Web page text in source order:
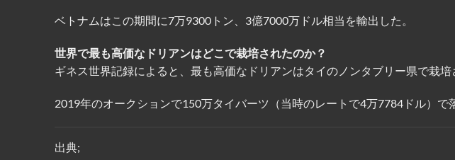
ベトナムはこの期間に7万9300トン、3億7000万ドル相当を輸出した。
世界で最も高価なドリアンはどこで栽培されたのか？
ギネス世界記録によると、最も高価なドリアンはタイのノンタブリー県で栽培
2019年のオークションで150万タイバーツ（当時のレートで4万7784ドル）で
出典;